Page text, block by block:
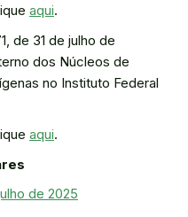
aqui.
de 31 de julho de
dos Núcleos de
no Instituto Federal
aqui.
de 2025